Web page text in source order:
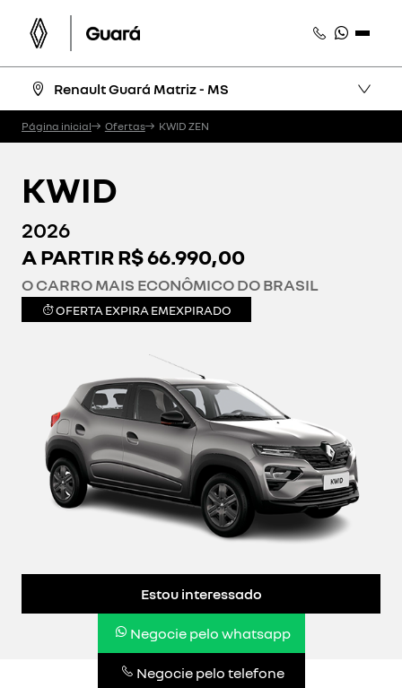
Renault Guará Matriz - MS
Página inicial Ofertas KWID ZEN
KWID
2026
A PARTIR R$ 66.990,00
O CARRO MAIS ECONÔMICO DO BRASIL
OFERTA EXPIRA EMEXPIRADO
Estou interessado
Negocie pelo whatsapp
Negocie pelo telefone